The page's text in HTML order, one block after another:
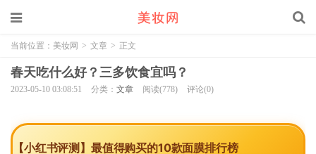
当前位置： 美妆网 > 文章 > 正文
春天吃什么好？三多饮食宜吗？
2023-05-10 03:08:51 分类： 文章 阅读(778) 评论(0)
【小红书评测】最值得购买的10款面膜排行榜